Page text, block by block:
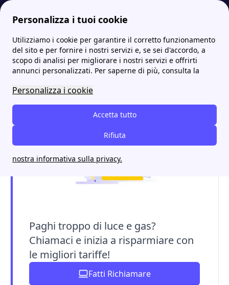
Personalizza i tuoi cookie
Utilizziamo i cookie per garantire il corretto funzionamento
del sito e per fornire i nostri servizi e, se sei d'accordo, a
scopo di analisi per migliorare i nostri servizi e offrirti
annunci personalizzati. Per saperne di più, consulta la
Personalizza i cookie
Accetta tutto
Rifiuta
nostra informativa sulla privacy.
Energia-Luce.it Iren: informazioni utili, recensioni, offerte e contatti IrenYou: la guida completa sull'Area Clienti Iren
IrenYou: la guida completa
sull'Area Clienti Iren
Paghi troppo di luce e gas?
Chiamaci e inizia a risparmiare con
le migliori tariffe!
Fatti Richiamare